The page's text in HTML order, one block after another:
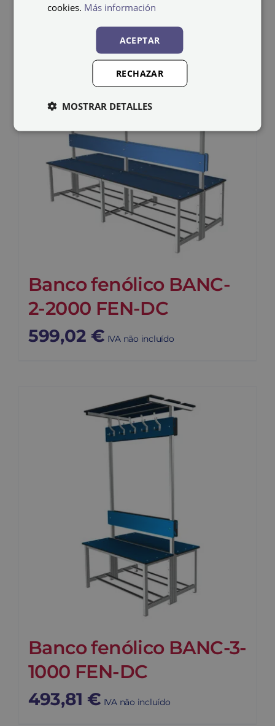
Banco fenólico BANC-
2-2000 FEN-DC
599,02 € IVA não incluído
Banco fenólico BANC-3-
1000 FEN-DC
493,81 € IVA não incluído
cookies. Más información
ACEPTAR
RECHAZAR
MOSTRAR DETALLES